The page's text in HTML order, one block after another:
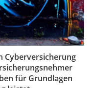
Cyberversicherung
für Grundlagen